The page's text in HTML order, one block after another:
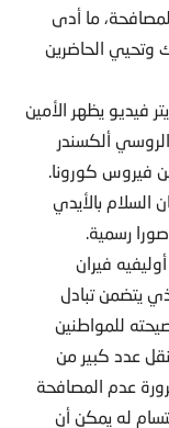
ما أدى
وتحيي الحاضرين
فيديو يظهر الأمين
ألكسندر
فيروس كورونا.
السلام بالأيدي
رسمية.
فيران
يتضمن تبادل
للمواطنين
عدد كبير من
عدم المصافحة
له يمكن أن